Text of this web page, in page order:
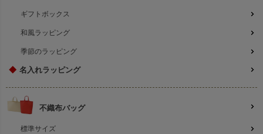
ギフトボックス
和風ラッピング
季節のラッピング
◆ 名入れラッピング
不織布バッグ
標準サイズ